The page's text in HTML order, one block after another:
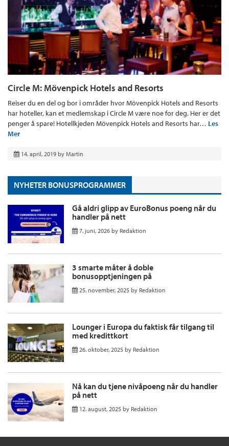
Circle M: Mövenpick Hotels and Resorts
Reiser du en del og bor i områder hvor Mövenpick Hotels and Resorts
har hoteller, kan et medlemskap i Circle M være noe for deg. Her er det
penger å spare! Hotellkjeden Mövenpick Hotels and Resorts har… Les
Mer
14. april, 2019 by Martin
NYHETER BONUSPROGRAMMER
Gå aldri glipp av EuroBonus poeng når du
handler på nett
7. juni, 2026 by Redaktion
3 smarte måter å doble
bonusopptjeningen på
25. november, 2025 by Redaktion
Lounger i Europa du faktisk får tilgang til
med kredittkort
26. oktober, 2025 by Redaktion
Nå kan du tjene nivåpoeng når du handler
på nett
12. august, 2025 by Redaktion